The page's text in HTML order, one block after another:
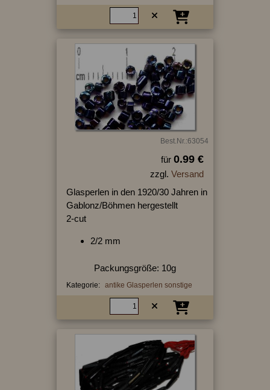
Best.Nr.:63054
für 0.99 €
zzgl. Versand
Glasperlen in den 1920/30 Jahren in
Gablonz/Böhmen hergestellt
2-cut
2/2 mm
Packungsgröße: 10g
Kategorie: antike Glasperlen sonstige